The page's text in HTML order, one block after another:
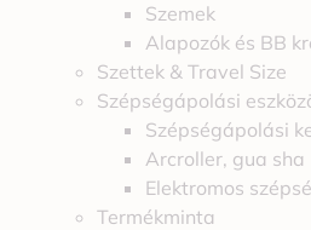
Szemek
Alapozók és BB
Szettek & Travel Size
Szépségápolási
Szépségápolási
Arcroller, gua sha
Elektromos
Termékminta